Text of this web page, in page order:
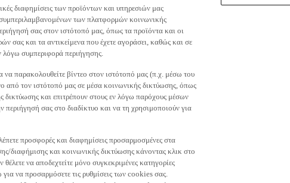
διαφημίσεις των προϊόντων και υπηρεσιών μας
των πλατφορμών κοινωνικής
σας στον ιστότοπό μας, όπως τα προϊόντα και οι
σας και τα αντικείμενα που έχετε αγοράσει, καθώς και σε
λόγω συμπεριφορά περιήγησης.
παρακολουθείτε βίντεο στον ιστότοπό μας (π.χ. μέσω του
από τον ιστότοπό μας σε μέσα κοινωνικής δικτύωσης, όπως
και επιτρέπουν στους εν λόγω παρόχους μέσων
σας στο διαδίκτυο και να τη χρησιμοποιούν για
προσφορές και διαφημίσεις προσαρμοσμένες στα
διαφήμισης και κοινωνικής δικτύωσης κάνοντας κλικ στο
να αποδεχτείτε μόνο συγκεκριμένες κατηγορίες
να προσαρμόσετε τις ρυθμίσεις των cookies σας.